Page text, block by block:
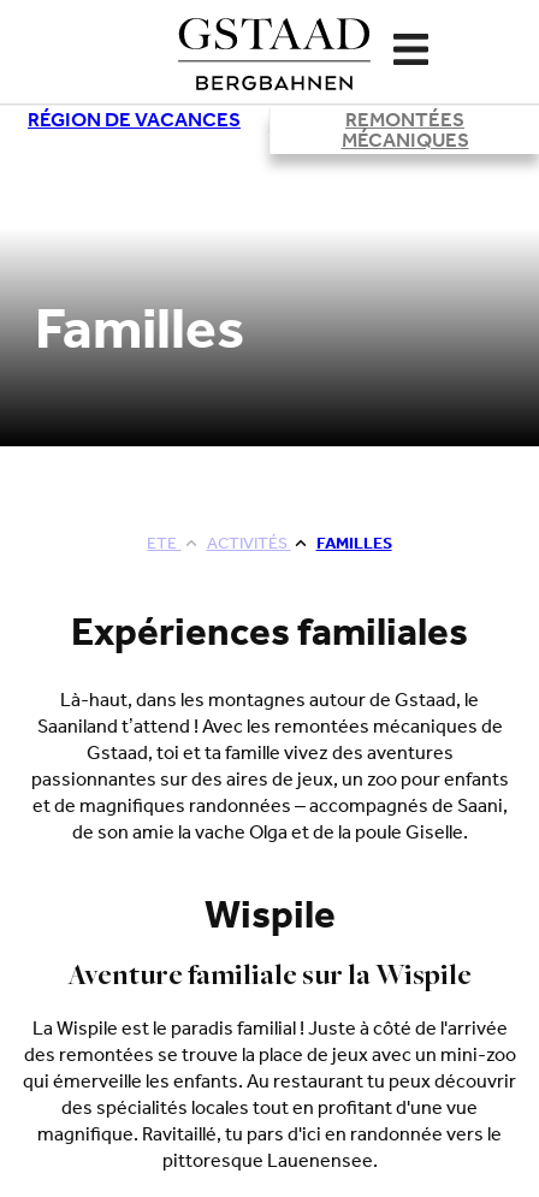
RÉGION DE VACANCES
REMONTÉES
MÉCANIQUES
Familles
ETE ACTIVITÉS FAMILLES
Expériences familiales
Là-haut, dans les montagnes autour de Gstaad, le
Saaniland t’attend ! Avec les remontées mécaniques de
Gstaad, toi et ta famille vivez des aventures
passionnantes sur des aires de jeux, un zoo pour enfants
et de magnifiques randonnées – accompagnés de Saani,
de son amie la vache Olga et de la poule Giselle.
Wispile
Aventure familiale sur la Wispile
La Wispile est le paradis familial ! Juste à côté de l'arrivée
des remontées se trouve la place de jeux avec un mini-zoo
qui émerveille les enfants. Au restaurant tu peux découvrir
des spécialités locales tout en profitant d'une vue
magnifique. Ravitaillé, tu pars d'ici en randonnée vers le
pittoresque Lauenensee.